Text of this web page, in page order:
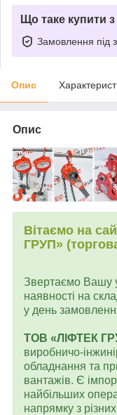
Що таке купити
Замовлення під
Опис
Опис
Вітаємо на
ГРУП»
Звертаємо Вашу
наявності на
у день
ТОВ «ЛІФТЕК
виробничо-
обладнання та
вантажів. Є
найбільших
напрямку з